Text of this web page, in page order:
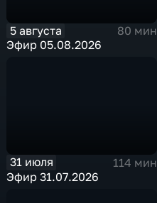
5 августа
80 мин
Эфир 05.08.2026
31 июля
114 мин
Эфир 31.07.2026